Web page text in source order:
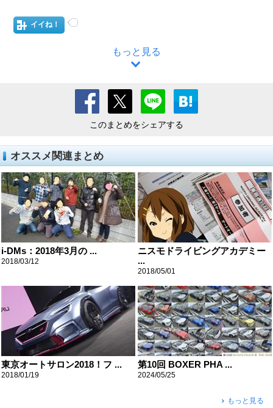
イイね！
もっと見る
このまとめをシェアする
オススメ関連まとめ
i-DMs：2018年3月の ...
2018/03/12
ニスモドライビングアカデミー
...
2018/05/01
東京オートサロン2018！フ ...
2018/01/19
第10回 BOXER PHA ...
2024/05/25
もっと見る